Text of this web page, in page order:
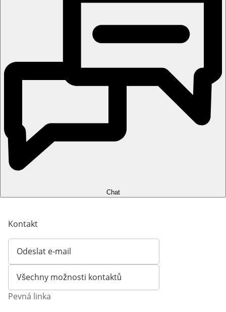
Chat
Kontakt
Odeslat e-mail
Otevírá e-mailového klienta
Všechny možnosti kontaktů
Pevná linka